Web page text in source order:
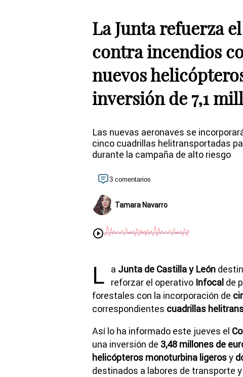
La Junta refuerza
contra incendios
nuevos
inversión de 7,1
Las nuevas aeronaves se
cinco cuadrillas helitransportadas
durante la campaña de alto riesgo
3 comentarios
Tamara Navarro
L a Junta de Castilla y León
reforzar el operativo Infocal de
forestales con la incorporación de
correspondientes cuadrillas
Así lo ha informado este jueves el
una inversión de 3,48 millones de
helicópteros monoturbina ligerosy
destinados a labores de transporte